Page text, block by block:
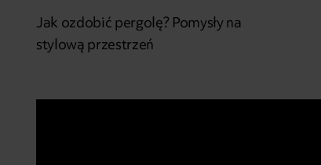
Jak ozdobić pergolę? Pomysły na
stylową przestrzeń